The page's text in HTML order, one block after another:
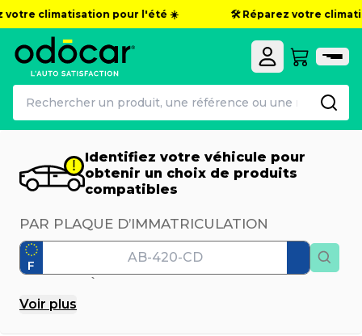
climatisation pour l'été ☀️ 🛠️ Réparez votre
Identifiez votre véhicule pour
obtenir un choix de produits
compatibles
PAR PLAQUE D’IMMATRICULATION
F
Voir plus